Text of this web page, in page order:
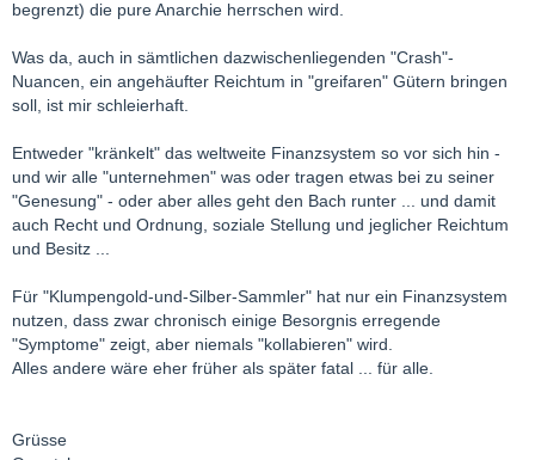
begrenzt) die pure Anarchie herrschen wird.
Was da, auch in sämtlichen dazwischenliegenden "Crash"-
Nuancen, ein angehäufter Reichtum in "greifaren" Gütern bringen
soll, ist mir schleierhaft.
Entweder "kränkelt" das weltweite Finanzsystem so vor sich hin -
und wir alle "unternehmen" was oder tragen etwas bei zu seiner
"Genesung" - oder aber alles geht den Bach runter ... und damit
auch Recht und Ordnung, soziale Stellung und jeglicher Reichtum
und Besitz ...
Für "Klumpengold-und-Silber-Sammler" hat nur ein Finanzsystem
nutzen, dass zwar chronisch einige Besorgnis erregende
"Symptome" zeigt, aber niemals "kollabieren" wird.
Alles andere wäre eher früher als später fatal ... für alle.
Grüsse